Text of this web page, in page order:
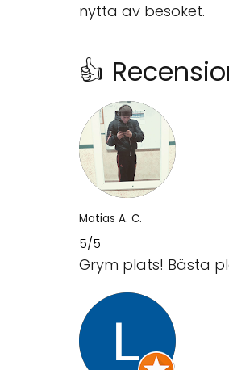
nytta av besöket.
👍
Matias A. C.
5/5
Grym plats! Bästa